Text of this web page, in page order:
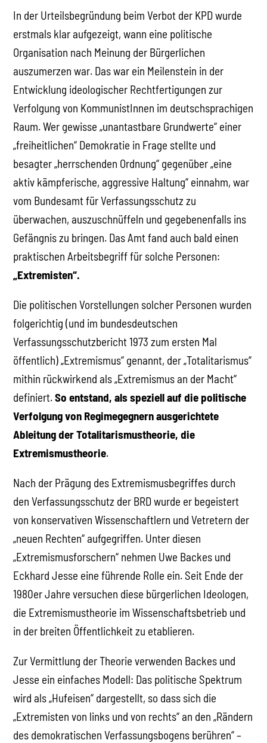
In der Urteilsbegründung beim Verbot der KPD wurde
erstmals klar aufgezeigt, wann eine politische
Organisation nach Meinung der Bürgerlichen
auszumerzen war. Das war ein Meilenstein in der
Entwicklung ideologischer Rechtfertigungen zur
Verfolgung von KommunistInnen im deutschsprachigen
Raum. Wer gewisse „unantastbare Grundwerte“ einer
„freiheitlichen“ Demokratie in Frage stellte und
besagter „herrschenden Ordnung“ gegenüber „eine
aktiv kämpferische, aggressive Haltung“ einnahm, war
vom Bundesamt für Verfassungsschutz zu
überwachen, auszuschnüffeln und gegebenenfalls ins
Gefängnis zu bringen. Das Amt fand auch bald einen
praktischen Arbeitsbegriff für solche Personen:
„Extremisten“.
Die politischen Vorstellungen solcher Personen wurden
folgerichtig (und im bundesdeutschen
Verfassungsschutzbericht 1973 zum ersten Mal
öffentlich) „Extremismus“ genannt, der „Totalitarismus“
mithin rückwirkend als „Extremismus an der Macht“
definiert.So entstand, als speziell auf die politische
Verfolgung von Regimegegnern ausgerichtete
Ableitung der Totalitarismustheorie, die
Extremismustheorie.
Nach der Prägung des Extremismusbegriffes durch
den Verfassungsschutz der BRD wurde er begeistert
von konservativen Wissenschaftlern und Vetretern der
„neuen Rechten“ aufgegriffen. Unter diesen
„Extremismusforschern“ nehmen Uwe Backes und
Eckhard Jesse eine führende Rolle ein. Seit Ende der
1980er Jahre versuchen diese bürgerlichen Ideologen,
die Extremismustheorie im Wissenschaftsbetrieb und
in der breiten Öffentlichkeit zu etablieren.
Zur Vermittlung der Theorie verwenden Backes und
Jesse ein einfaches Modell: Das politische Spektrum
wird als „Hufeisen“ dargestellt, so dass sich die
„Extremisten von links und von rechts“ an den „Rändern
des demokratischen Verfassungsbogens berühren“ –